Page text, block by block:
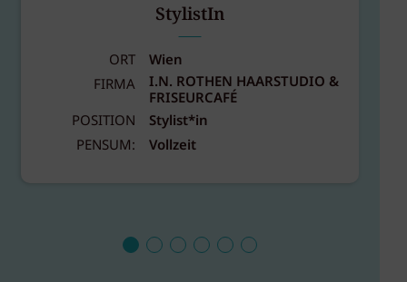
StylistIn
ORT
Wien
FIRMA
I.N. ROTHEN HAARSTUDIO &
FRISEURCAFÉ
POSITION
Stylist*in
PENSUM:
Vollzeit